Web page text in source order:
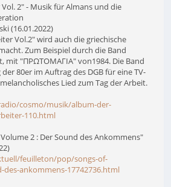
2" - Musik für Almans und die
(16.01.2022)
Vol.2" wird auch die griechische
Zum Beispiel durch die Band
mit "ΠΡΩΤΟΜΑΓΙΑ" von1984. Die Band
80er im Auftrag des DGB für eine TV-
Lied zum Tag der Arbeit.
cosmo/musik/album-der-
110.html
2 : Der Sound des Ankommens"
feuilleton/pop/songs-of-
ankommens-17742736.html